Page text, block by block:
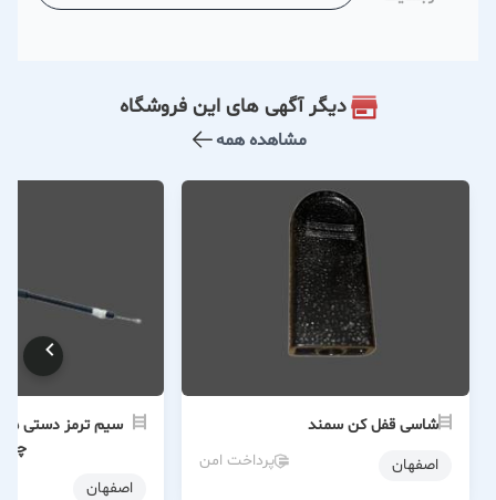
دیگر آگهی های این فروشگاه
مشاهده همه
شاسی قفل کن سمند
اصفهان
پرداخت امن
چپ
اصفهان